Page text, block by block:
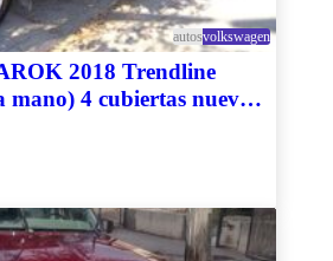
autosvolkswagen
2018 Trendline
mano) 4 cubiertas nuevas